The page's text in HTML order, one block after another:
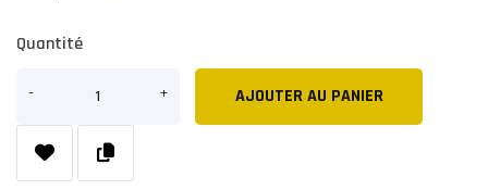
Quantité
AJOUTER AU PANIER